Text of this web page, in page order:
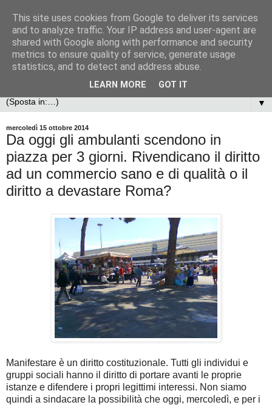
▼
mercoledì 15 ottobre 2014
Da oggi gli ambulanti scendono in
piazza per 3 giorni. Rivendicano il diritto
ad un commercio sano e di qualità o il
diritto a devastare Roma?
Manifestare è un diritto costituzionale. Tutti gli individui e
gruppi sociali hanno il diritto di portare avanti le proprie
istanze e difendere i propri legittimi interessi. Non siamo
quindi a sindacare la possibilità che oggi, mercoledì, e per i
This site uses cookies from Google to deliver its services
and to analyze traffic. Your IP address and user-agent are
shared with Google along with performance and security
metrics to ensure quality of service, generate usage
statistics, and to detect and address abuse.
LEARN MORE GOT IT